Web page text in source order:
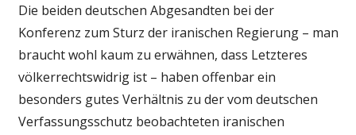
Die beiden deutschen Abgesandten bei der
Konferenz zum Sturz der iranischen Regierung – man
braucht wohl kaum zu erwähnen, dass Letzteres
völkerrechtswidrig ist – haben offenbar ein
besonders gutes Verhältnis zu der vom deutschen
Verfassungsschutz beobachteten iranischen